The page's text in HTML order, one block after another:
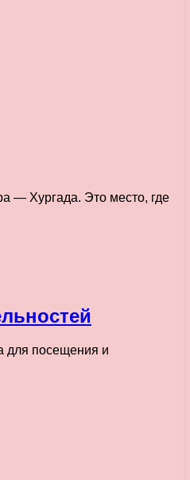
— Хургада. Это место, где
для посещения и